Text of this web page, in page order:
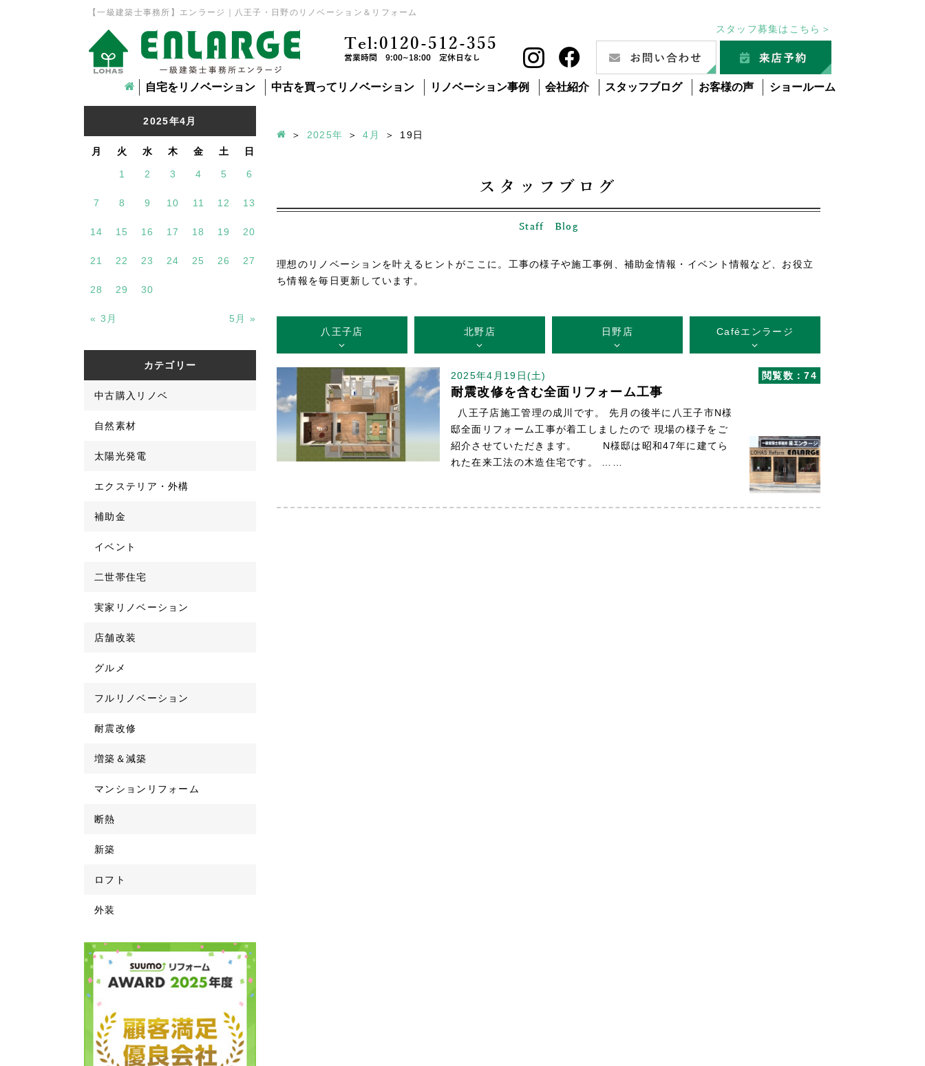
【一級建築士事務所】エンラージ｜八王子・日野のリノベーション＆リフォーム
スタッフ募集はこちら＞
Tel:0120-512-355
営業時間 9:00~18:00 定休日なし
自宅をリノベーション 中古を買ってリノベーション リノベーション事例 会社紹介 スタッフブログ お客様の声 ショールーム
2025年4月
月 火 水 木 金 土 日
« 3月 5月 »
1 2 3 4 5 6
7 8 9 10 11 12 13
14 15 16 17 18 19 20
21 22 23 24 25 26 27
28 29 30
カテゴリー
中古購入リノベ
自然素材
太陽光発電
エクステリア・外構
補助金
イベント
二世帯住宅
実家リノベーション
店舗改装
グルメ
フルリノベーション
耐震改修
増築＆減築
マンションリフォーム
断熱
新築
ロフト
外装
2025年 4月 19日
スタッフブログ
Staff Blog
理想のリノベーションを叶えるヒントがここに。工事の様子や施工事例、補助金情報・イベント情報など、お役立
ち情報を毎日更新しています。
八王子店 北野店 日野店 Caféエンラージ
閲覧数：74
2025年4月19日(土)
耐震改修を含む全面リフォーム工事
八王子店施工管理の成川です。 先月の後半に八王子市N様
邸全面リフォーム工事が着工しましたので 現場の様子をご
紹介させていただきます。 N様邸は昭和47年に建てら
れた在来工法の木造住宅です。 ……